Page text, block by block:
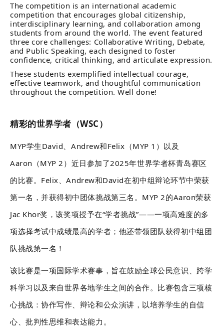
The competition is an international academic
competition that encourages global citizenship,
interdisciplinary learning, and collaboration among
students from around the world. The event featured
three core challenges: Collaborative Writing, Debate,
and Public Speaking, each designed to foster
confidence, critical thinking, and articulate expression.
These students exemplified intellectual courage,
effective teamwork, and thoughtful communication
throughout the competition. Well done!
精彩的世界学者（WSC）
MYP学生David、Andrew和Felix（MYP 1）以及
Aaron（MYP 2）近日参加了2025年世界学者杯青岛赛区
的比赛。Felix、Andrew和David在初中组辩论环节中荣获
第一名，并获得初中团体挑战第三名。MYP 2的Aaron荣获
Jac Khor奖，该奖项授予在“学者挑战”——一项高难度的多
项选择考试中成绩最高的学者；他还带领团队获得初中组团
队挑战第一名！
该比赛是一项国际学术赛事，旨在鼓励全球公民意识、跨学
科学习以及来自世界各地学生之间的合作。比赛包含三项核
心挑战：协作写作、辩论和公众演讲，以培养学生的自信
心、批判性思维和表达能力。